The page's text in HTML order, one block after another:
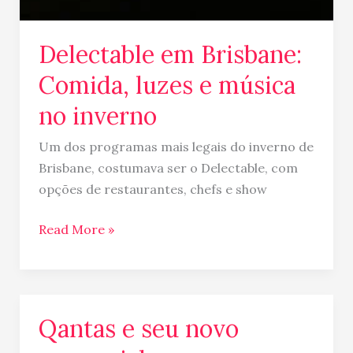
Delectable em Brisbane:
Comida, luzes e música
no inverno
Um dos programas mais legais do inverno de
Brisbane, costumava ser o Delectable, com
opções de restaurantes, chefs e show
Read More »
Qantas e seu novo
Qantas